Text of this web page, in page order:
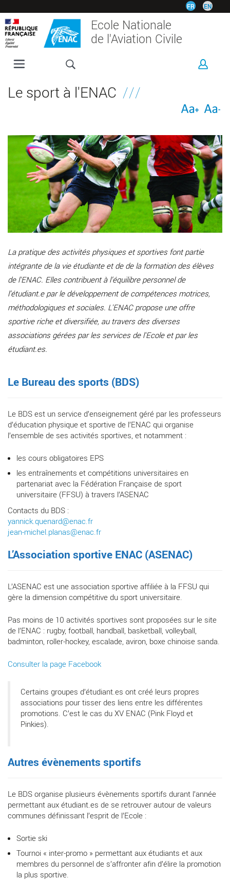
au
contenu
principal
FR EN
Ecole Nationale
de l'Aviation Civile
FORMATIONS
INTERNATIONAL
VIE ÉTUDIANTE
Le sport à l'ENAC
La pratique des activités physiques et sportives font partie
intégrante de la vie étudiante et de de la formation des élèves
de l'ENAC. Elles contribuent à l’équilibre personnel de
l’étudiant.e par le développement de compétences motrices,
méthodologiques et sociales. L'ENAC propose une offre
sportive riche et diversifiée, au travers des diverses
associations gérées par les services de l'Ecole et par les
étudiant.es.
Le Bureau des sports (BDS)
Le BDS est un service d’enseignement géré par les professeurs
d’éducation physique et sportive de l’ENAC qui organise
l’ensemble de ses activités sportives, et notamment :
les cours obligatoires EPS
les entraînements et compétitions universitaires en
partenariat avec la Fédération Française de sport
universitaire (FFSU) à travers l’ASENAC
Contacts du BDS :
yannick.quenard@enac.fr
jean-michel.planas@enac.fr
L’Association sportive ENAC (ASENAC)
L’ASENAC est une association sportive affiliée à la FFSU qui
gère la dimension compétitive du sport universitaire.
Pas moins de 10 activités sportives sont proposées sur le site
de l’ENAC : rugby, football, handball, basketball, volleyball,
badminton, roller-hockey, escalade, aviron, boxe chinoise sanda.
Consulter la page Facebook
Certains groupes d’étudiant.es ont créé leurs propres
associations pour tisser des liens entre les différentes
promotions. C’est le cas du XV ENAC (Pink Floyd et
Pinkies).
Autres évènements sportifs
Le BDS organise plusieurs évènements sportifs durant l’année
permettant aux étudiant.es de se retrouver autour de valeurs
communes définissant l’esprit de l’Ecole :
Sortie ski
Tournoi « inter-promo » permettant aux étudiants et aux
membres du personnel de s’affronter afin d’élire la promotion
la plus sportive.